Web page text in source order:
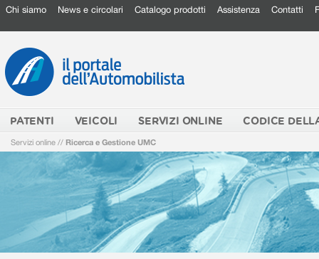
Chi siamo News e circolari Catalogo prodotti Assistenza Contatti
PATENTI VEICOLI SERVIZI ONLINE CODICE
Servizi online // Ricerca e Gestione UMC